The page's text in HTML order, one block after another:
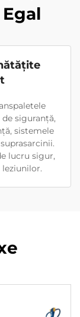
siguranță,
sistemele
lucru sigur,